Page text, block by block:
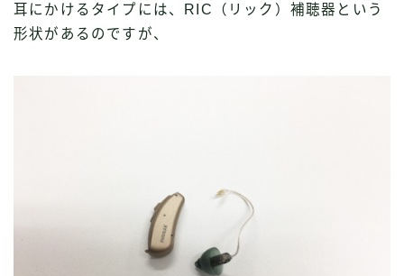
耳にかけるタイプには、RIC（リック）補聴器という
形状があるのですが、